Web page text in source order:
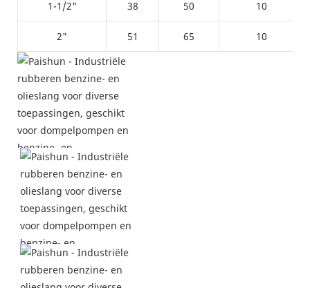
1-1/2" 38 50 10
2" 51 65 10